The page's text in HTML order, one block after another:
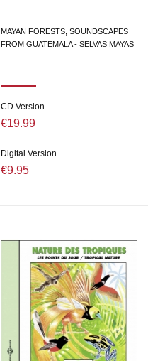
MAYAN FORESTS, SOUNDSCAPES
FROM GUATEMALA - SELVAS MAYAS
CD Version
€19.99
Digital Version
€9.95